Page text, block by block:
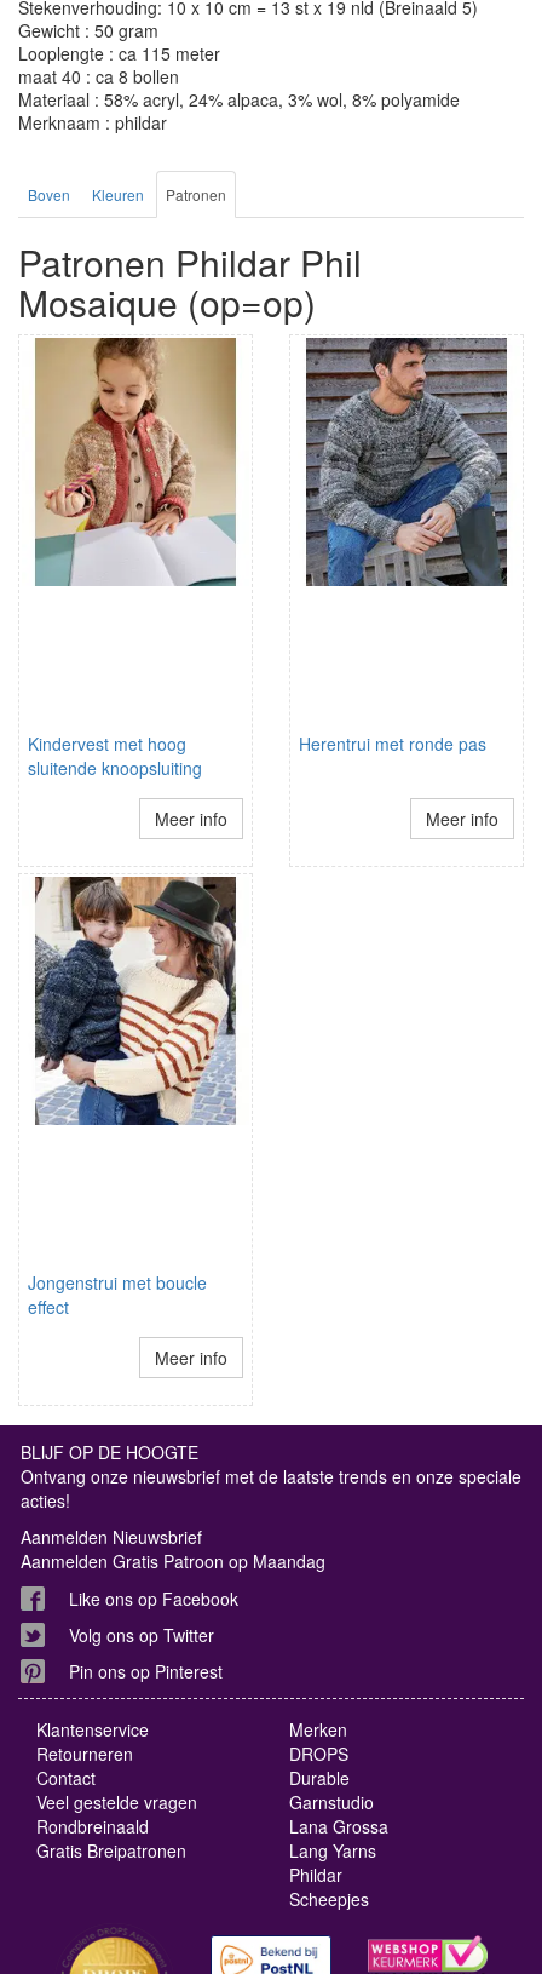
Stekenverhouding: 10 x 10 cm = 13 st x 19 nld (Breinaald 5)
Gewicht : 50 gram
Looplengte : ca 115 meter
maat 40 : ca 8 bollen
Materiaal : 58% acryl, 24% alpaca, 3% wol, 8% polyamide
Merknaam : phildar
Boven Kleuren Patronen
Patronen Phildar Phil
Mosaique (op=op)
Kindervest met hoog
sluitende knoopsluiting
Meer info
Herentrui met ronde pas
Meer info
Jongenstrui met boucle
effect
Meer info
BLIJF OP DE HOOGTE
Ontvang onze nieuwsbrief met de laatste trends en onze speciale
acties!
Aanmelden Nieuwsbrief
Aanmelden Gratis Patroon op Maandag
Like ons op Facebook
Volg ons op Twitter
Pin ons op Pinterest
Klantenservice
Retourneren
Contact
Veel gestelde vragen
Rondbreinaald
Gratis Breipatronen
Merken
DROPS
Durable
Garnstudio
Lana Grossa
Lang Yarns
Phildar
Scheepjes